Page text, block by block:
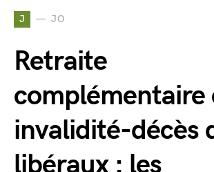
J JO
Retraite
complémentaire
invalidité-décès
libéraux : les